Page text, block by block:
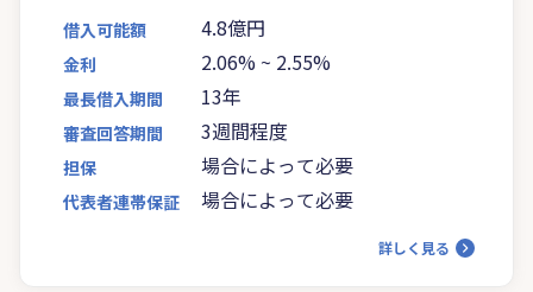
借入可能額 4.8億円
金利 2.06% ~ 2.55%
最長借入期間 13年
審査回答期間 3週間程度
担保 場合によって必要
代表者連帯保証 場合によって必要
詳しく見る